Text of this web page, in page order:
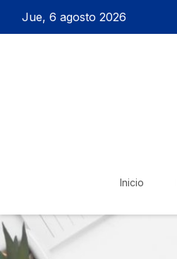
Jue, 6 agosto 2026
Inicio